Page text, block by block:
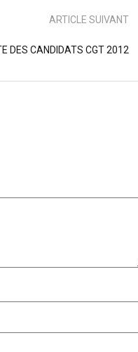
ARTICLE SUIVANT
DES CANDIDATS CGT 2012